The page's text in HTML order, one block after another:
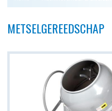
METSELGEREEDSCHAP